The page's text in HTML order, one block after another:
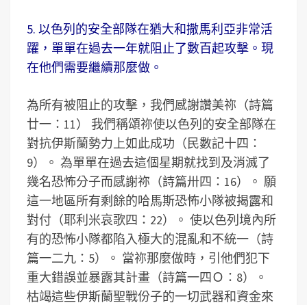
5. 以色列的安全部隊在猶大和撒馬利亞非常活
躍，單單在過去一年就阻止了數百起攻擊。現
在他們需要繼續那麼做。
為所有被阻止的攻擊，我們感謝讚美祢（詩篇
廿一：11） 我們稱頌祢使以色列的安全部隊在
對抗伊斯蘭勢力上如此成功（民數記十四：
9）。 為單單在過去這個星期就找到及消滅了
幾名恐怖分子而感謝祢（詩篇卅四：16）。 願
這一地區所有剩餘的哈馬斯恐怖小隊被揭露和
對付（耶利米哀歌四：22）。 使以色列境內所
有的恐怖小隊都陷入極大的混亂和不統一（詩
篇一二九：5）。 當祢那麼做時，引他們犯下
重大錯誤並暴露其計畫（詩篇一四Ｏ：8）。
枯竭這些伊斯蘭聖戰份子的一切武器和資金來